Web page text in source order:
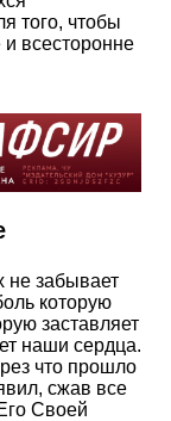
того, чтобы
всесторонне
не забывает
которую
заставляет
наши сердца.
что прошло
сжав все
Своей